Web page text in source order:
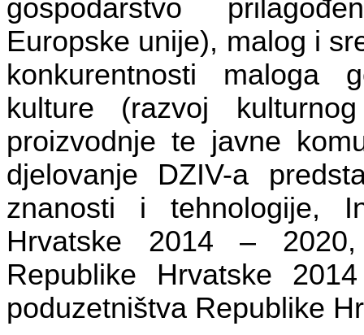
gospodarstvo
Europske unije), malog i
konkurentnosti maloga
kulture (razvoj
proizvodnje te javne
djelovanje DZIV-a
znanosti i tehnologije,
Hrvatske 2014 –
Republike Hrvatske
poduzetništva Republike